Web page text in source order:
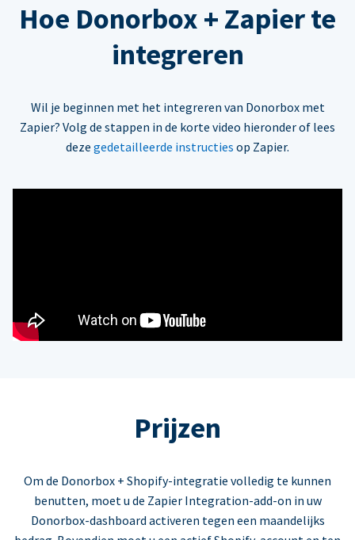
Hoe Donorbox + Zapier te
integreren
Wil je beginnen met het integreren van Donorbox met
Zapier? Volg de stappen in de korte video hieronder of lees
deze gedetailleerde instructies op Zapier.
Prijzen
Om de Donorbox + Shopify-integratie volledig te kunnen
benutten, moet u de Zapier Integration-add-on in uw
Donorbox-dashboard activeren tegen een maandelijks